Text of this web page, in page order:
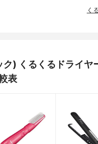
く
) くるくるドライヤ
表